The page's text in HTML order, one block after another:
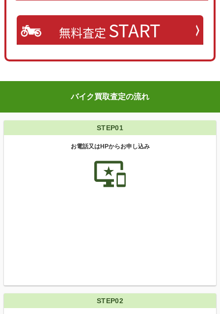
無料査定 START
バイク買取査定の流れ
STEP01
お電話又はHPからお申し込み
important_devices
STEP02